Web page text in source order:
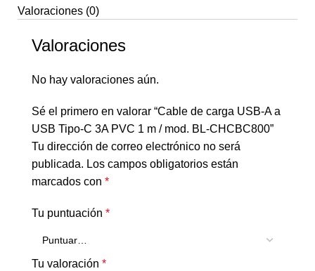
Valoraciones (0)
Valoraciones
No hay valoraciones aún.
Sé el primero en valorar “Cable de carga USB-A a
USB Tipo-C 3A PVC 1 m / mod. BL-CHCBC800”
Tu dirección de correo electrónico no será
publicada. Los campos obligatorios están
marcados con *
Tu puntuación *
Tu valoración *